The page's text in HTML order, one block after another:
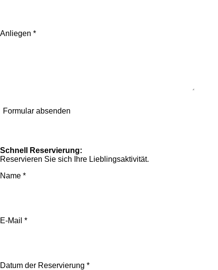
Anliegen *
Formular absenden
Schnell Reservierung:
Reservieren Sie sich Ihre Lieblingsaktivität.
Name *
E-Mail *
Datum der Reservierung *